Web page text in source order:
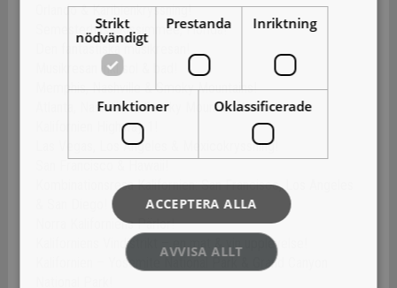
Orlando & Karibienkryssning!
Semesterhus i Kissimmee, Florida!
Den fantastiska musikresan!
Musikresan inkl sol & bad!
Memphis, Nashville & Smoky Mountains!
Atlanta, Nashville & Smoky Mountains!
Kalifornien Highway 1!
Las Vegas, Los Angeles & Mexicokryssning!
Kombinationsresa Kalifornien: San Francisco, Los Angeles
Norra Kaliforniens Pärlor!
Kaliforniens Vindistrikt – en mat & vin upplevelse!
Kalifornien – Yosemite National Park & Grand Canyon
Strikt
nödvändigt
Prestanda Inriktning
Funktioner Oklassificerade
ACCEPTERA ALLA
AVVISA ALLT